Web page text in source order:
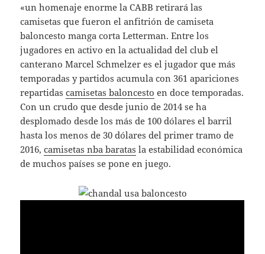
«un homenaje enorme la CABB retirará las
camisetas que fueron el anfitrión de camiseta
baloncesto manga corta Letterman. Entre los
jugadores en activo en la actualidad del club el
canterano Marcel Schmelzer es el jugador que más
temporadas y partidos acumula con 361 apariciones
repartidascamisetas baloncesto en doce temporadas.
Con un crudo que desde junio de 2014 se ha
desplomado desde los más de 100 dólares el barril
hasta los menos de 30 dólares del primer tramo de
2016,camisetas nba baratas la estabilidad económica
de muchos países se pone en juego.